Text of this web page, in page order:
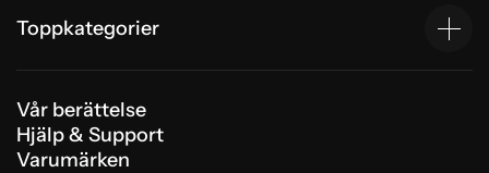
Toppkategorier
Vår berättelse
Hjälp & Support
Varumärken